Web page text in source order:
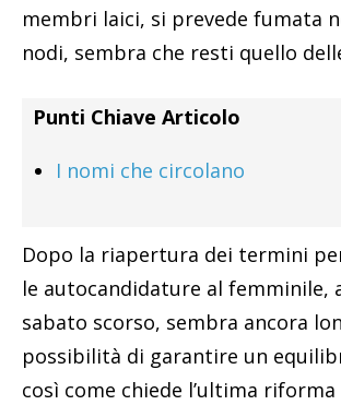
membri laici, si prevede fumata
nodi, sembra che resti quello
Punti Chiave Articolo
I nomi che circolano
Dopo la riapertura dei termini
le autocandidature al femminile,
sabato scorso, sembra ancora
possibilità di garantire un
così come chiede l’ultima riforma